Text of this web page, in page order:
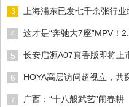
3 上海浦东已发七千余张行
4 这才是“奔驰大7座”MPV！
5 长安启源A07真香版即将上
6 HOYA高层访问超视立，共
7 广西：“十八般武艺”闹春耕